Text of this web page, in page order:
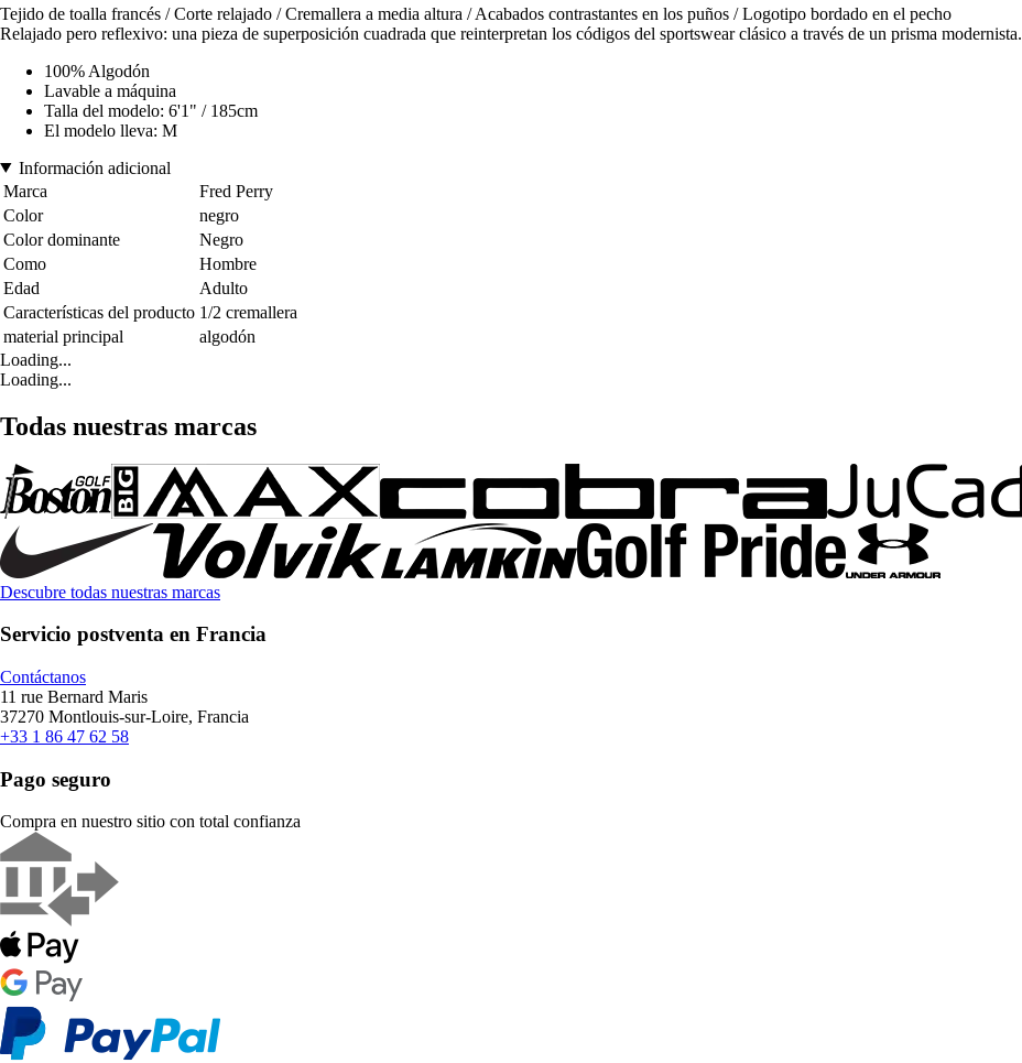
Tejido de toalla francés / Corte relajado / Cremallera a media altura / Acabados contrastantes en los puños / Logotipo bordado en el pecho
Relajado pero reflexivo: una pieza de superposición cuadrada que reinterpretan los códigos del sportswear clásico a través de un prisma modernista.
100% Algodón
Lavable a máquina
Talla del modelo: 6'1" / 185cm
El modelo lleva: M
Información adicional
Marca
Fred Perry
Color
negro
Color dominante
Negro
Como
Hombre
Edad
Adulto
Características del producto 1/2 cremallera
material principal
algodón
Loading...
Loading...
Todas nuestras marcas
Descubre todas nuestras marcas
Servicio postventa en Francia
Contáctanos
11 rue Bernard Maris
37270 Montlouis-sur-Loire, Francia
+33 1 86 47 62 58
Pago seguro
Compra en nuestro sitio con total confianza